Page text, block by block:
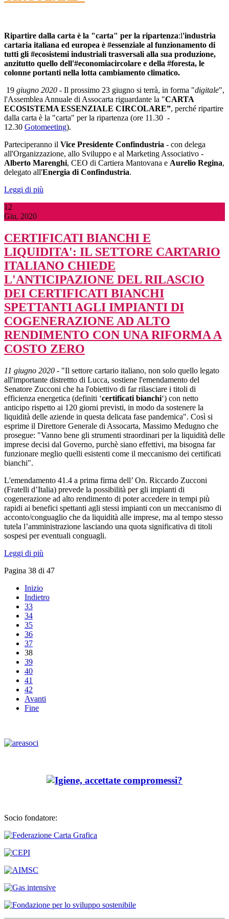
Ripartire dalla carta è la "carta" per la ripartenza:l'industria
cartaria italiana ed europea è #essenziale al funzionamento di
tutti gli #ecosistemi industriali trasversali alla sua produzione,
anzitutto quello dell'#economiacircolare e della #foresta, le
colonne portanti nella lotta cambiamento climatico.
19 giugno 2020 - Il prossimo 23 giugno si terrà, in forma "digitale",
l'Assemblea Annuale di Assocarta riguardante la "CARTA
ECOSISTEMA ESSENZIALE CIRCOLARE”, perché ripartire
dalla carta è la "carta" per la ripartenza (ore 11.30 -
12.30 Gotomeeting).
Parteciperanno il Vice Presidente Confindustria - con delega
all'Organizzazione, allo Sviluppo e al Marketing Associativo -
Alberto Marenghi, CEO di Cartiera Mantovana e Aurelio Regina,
delegato all'Energia di Confindustria.
Leggi di più
12
Giu, 2020
CERTIFICATI BIANCHI E
LIQUIDITA': IL SETTORE CARTARIO
ITALIANO CHIEDE
L'ANTICIPAZIONE DEL RILASCIO
DEI CERTIFICATI BIANCHI
SPETTANTI AGLI IMPIANTI DI
COGENERAZIONE AD ALTO
RENDIMENTO CON UNA RIFORMA A
COSTO ZERO
11 giugno 2020 - "Il settore cartario italiano, non solo quello legato
all'importante distrettto di Lucca, sostiene l'emendamento del
Senatore Zucconi che ha l'obiettivo di far rilasciare i titoli di
efficienza energetica (definiti ‘certificati bianchi‘) con netto
anticipo rispetto ai 120 giorni previsti, in modo da sostenere la
liquidità delle aziende in questa delicata fase pandemica". Così si
esprime il Direttore Generale di Assocarta, Massimo Medugno che
prosegue: "Vanno bene gli strumenti straordinari per la liquidità delle
imprese decisi dal Governo, purchè siano effettivi, ma bisogna far
funzionare meglio quelli esistenti come il meccanismo dei certificati
bianchi".
L'emendamento 41.4 a prima firma dell’ On. Riccardo Zucconi
(Fratelli d’Italia) prevede la possibilità per gli impianti di
cogenerazione ad alto rendimento di poter accedere in tempi più
rapidi ai benefici spettanti agli stessi impianti con un meccanismo di
acconto/conguaglio che da liquidità alle imprese, ma al tempo stesso
tutela l’amministrazione lasciando una quota significativa di titoli
sospesi per eventuali conguagli.
Leggi di più
Pagina 38 di 47
Inizio
Indietro
33
34
35
36
37
38
39
40
41
42
Avanti
Fine
Socio fondatore: